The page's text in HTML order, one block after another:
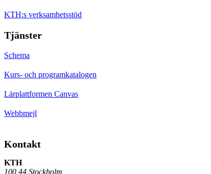
KTH:s verksamhetsstöd
Tjänster
Schema
Kurs- och programkatalogen
Lärplattformen Canvas
Webbmejl
Kontakt
KTH
100 44 Stockholm